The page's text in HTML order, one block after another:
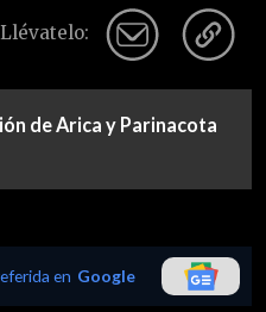
Llévatelo:
de Arica y Parinacota
en Google